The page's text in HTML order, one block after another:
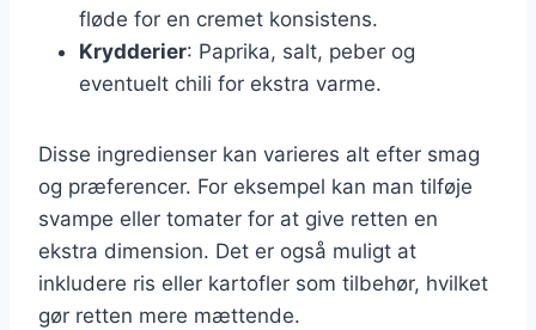
fløde for en cremet konsistens.
Krydderier: Paprika, salt, peber og
eventuelt chili for ekstra varme.
Disse ingredienser kan varieres alt efter smag
og præferencer. For eksempel kan man tilføje
svampe eller tomater for at give retten en
ekstra dimension. Det er også muligt at
inkludere ris eller kartofler som tilbehør, hvilket
gør retten mere mættende.